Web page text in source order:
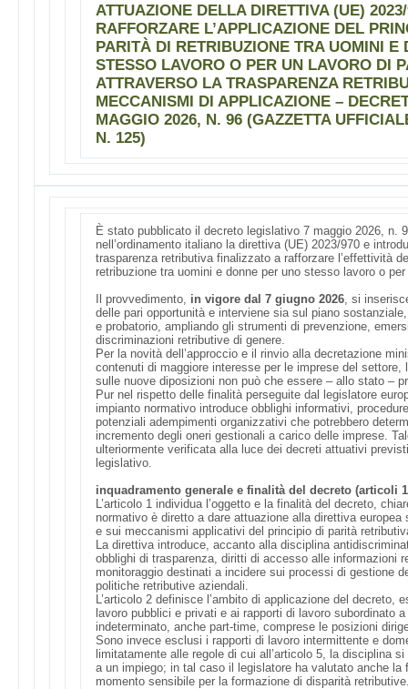
ATTUAZIONE DELLA DIRETTIVA (UE)
RAFFORZARE L’APPLICAZIONE DEL
PARITÀ DI RETRIBUZIONE TRA UOMINI E
STESSO LAVORO O PER UN LAVORO DI
ATTRAVERSO LA TRASPARENZA
MECCANISMI DI APPLICAZIONE –
MAGGIO 2026, N. 96 (GAZZETTA
N. 125)
È stato pubblicato il decreto legislativo 7 maggio 2026, n.
nell’ordinamento italiano la direttiva (UE) 2023/970 e
trasparenza retributiva finalizzato a rafforzare l’effettività
retribuzione tra uomini e donne per uno stesso lavoro o
Il provvedimento, in vigore dal 7 giugno 2026 , si
delle pari opportunità e interviene sia sul piano
e probatorio, ampliando gli strumenti di prevenzione,
discriminazioni retributive di genere.
Per la novità dell’approccio e il rinvio alla decretazione
contenuti di maggiore interesse per le imprese del
sulle nuove diposizioni non può che essere – allo stato –
Pur nel rispetto delle finalità perseguite dal legislatore
impianto normativo introduce obblighi informativi,
potenziali adempimenti organizzativi che potrebbero
incremento degli oneri gestionali a carico delle imprese.
ulteriormente verificata alla luce dei decreti attuativi
legislativo.
inquadramento generale e finalità del decreto (articoli
L’articolo 1 individua l’oggetto e la finalità del decreto,
normativo è diretto a dare attuazione alla direttiva europea
e sui meccanismi applicativi del principio di parità
La direttiva introduce, accanto alla disciplina
obblighi di trasparenza, diritti di accesso alle informazioni
monitoraggio destinati a incidere sui processi di gestione
politiche retributive aziendali.
L’articolo 2 definisce l’ambito di applicazione del decreto,
lavoro pubblici e privati e ai rapporti di lavoro subordinato
indeterminato, anche part-time, comprese le posizioni
Sono invece esclusi i rapporti di lavoro intermittente e
limitatamente alle regole di cui all’articolo 5, la disciplina
a un impiego; in tal caso il legislatore ha valutato anche la
momento sensibile per la formazione di disparità